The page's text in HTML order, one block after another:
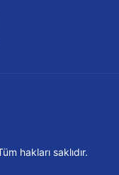
hakları saklıdır.